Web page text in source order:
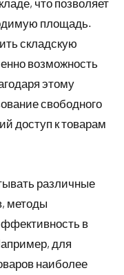
площадь.
складскую
возможность
этому
свободного
доступ к товарам
различные
методы
в
для
наиболее